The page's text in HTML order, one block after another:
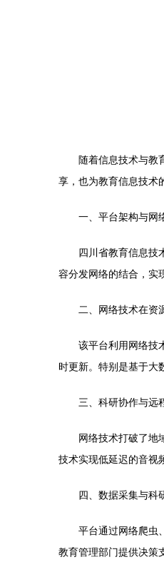
随着信息技术与教
享，也为教育信息技术
一、平台架构与网
四川省教育信息技
容分发网络的结合，实
二、网络技术在资
该平台利用网络技
时更新。特别是基于大
三、科研协作与远
网络技术打破了地
技术实现低延迟的音视
四、数据采集与科
平台通过网络爬虫
教育管理部门提供决策